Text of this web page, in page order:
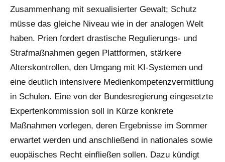
Zusammenhang mit sexualisierter Gewalt; Schutz
müsse das gleiche Niveau wie in der analogen Welt
haben. Prien fordert drastische Regulierungs- und
Strafmaßnahmen gegen Plattformen, stärkere
Alterskontrollen, den Umgang mit KI-Systemen und
eine deutlich intensivere Medienkompetenzvermittlung
in Schulen. Eine von der Bundesregierung eingesetzte
Expertenkommission soll in Kürze konkrete
Maßnahmen vorlegen, deren Ergebnisse im Sommer
erwartet werden und anschließend in nationales sowie
euopäisches Recht einfließen sollen. Dazu kündigt